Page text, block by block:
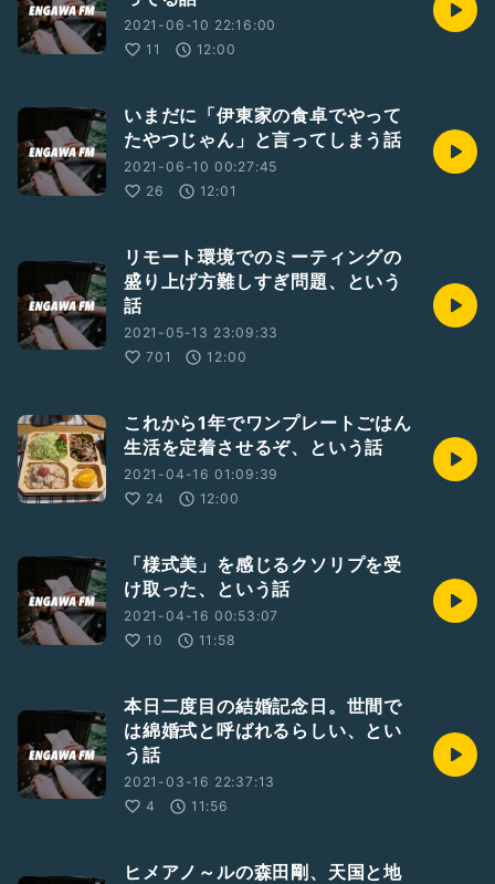
2021-06-10 22:16:00
11
12:00
いまだに「伊東家の食卓でやって
たやつじゃん」と言ってしまう話
2021-06-10 00:27:45
26
12:01
リモート環境でのミーティングの
盛り上げ方難しすぎ問題、という
話
2021-05-13 23:09:33
701
12:00
これから1年でワンプレートごはん
生活を定着させるぞ、という話
2021-04-16 01:09:39
24
12:00
「様式美」を感じるクソリプを受
け取った、という話
2021-04-16 00:53:07
10
11:58
本日二度目の結婚記念日。世間で
は綿婚式と呼ばれるらしい、とい
う話
2021-03-16 22:37:13
4
11:56
ヒメアノ～ルの森田剛、天国と地